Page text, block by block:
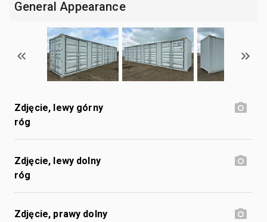
General Appearance
Zdjęcie, lewy górny
róg
Zdjęcie, lewy dolny
róg
Zdjęcie, prawy dolny